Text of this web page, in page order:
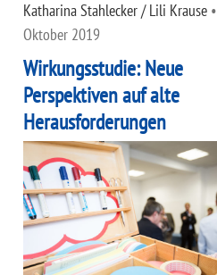
Katharina Stahlecker / Lili Krause•
Oktober 2019
Wirkungsstudie: Neue
Perspektiven auf alte
Herausforderungen